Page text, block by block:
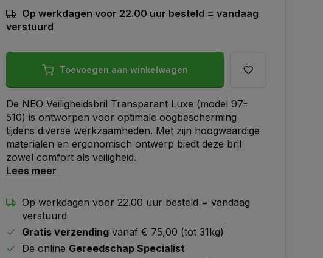
Op werkdagen voor 22.00 uur besteld = vandaag
verstuurd
Toevoegen aan winkelwagen
De NEO Veiligheidsbril Transparant Luxe (model 97-
510) is ontworpen voor optimale oogbescherming
tijdens diverse werkzaamheden. Met zijn hoogwaardige
materialen en ergonomisch ontwerp biedt deze bril
zowel comfort als veiligheid.
Lees meer
Op werkdagen voor 22.00 uur besteld = vandaag
verstuurd
Gratis verzending vanaf € 75,00 (tot 31kg)
De online Gereedschap Specialist